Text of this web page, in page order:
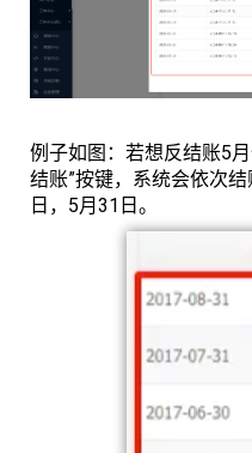
例子如图：若想反结账5
结账”按键，系统会依次
日，5月31日。